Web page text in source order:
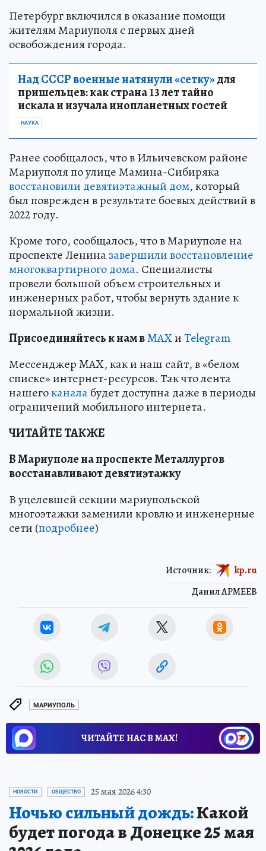
Петербург включился в оказание помощи
жителям Мариуполя с первых дней
освобождения города.
Над СССР военные натянули «сетку»для
пришельцев: как страна 13 лет тайно
искала и изучала инопланетных гостей
НАУКА
Ранее сообщалось, что в Ильичевском районе
Мариуполя по улице Мамина-Сибиряка
восстановили девятиэтажный дом, который
был поврежден в результате боевых действий в
2022 году.
Кроме того, сообщалось, что в Мариуполе на
проспекте Лениназавершили восстановление
многоквартирного дома. Специалисты
провели большой объем строительных и
инженерных работ, чтобы вернуть здание к
нормальной жизни.
Присоединяйтесь к нам вMAXиTelegram
Мессенджер MAX, как и наш сайт, в «белом
списке» интернет-ресурсов. Так что лента
нашегоканалабудет доступна даже в периоды
ограничений мобильного интернета.
ЧИТАЙТЕ ТАКЖЕ
В Мариуполе на проспекте Металлургов
восстанавливают девятиэтажку
В уцелевшей секции мариупольской
многоэтажки заменили кровлю и инженерные
сети (подробнее)
Данил АРМЕЕВ
Источник: kp.ru
МАРИУПОЛЬ
ЧИТАЙТЕ НАС В МАХ!
НОВОСТИ ОБЩЕСТВО 25 мая 2026 4:30
Ночью сильный дождь:Какой
будет погода в Донецке 25 мая